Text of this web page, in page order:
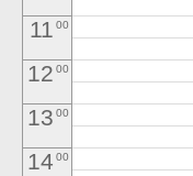
11 00
12 00
13 00
14 00